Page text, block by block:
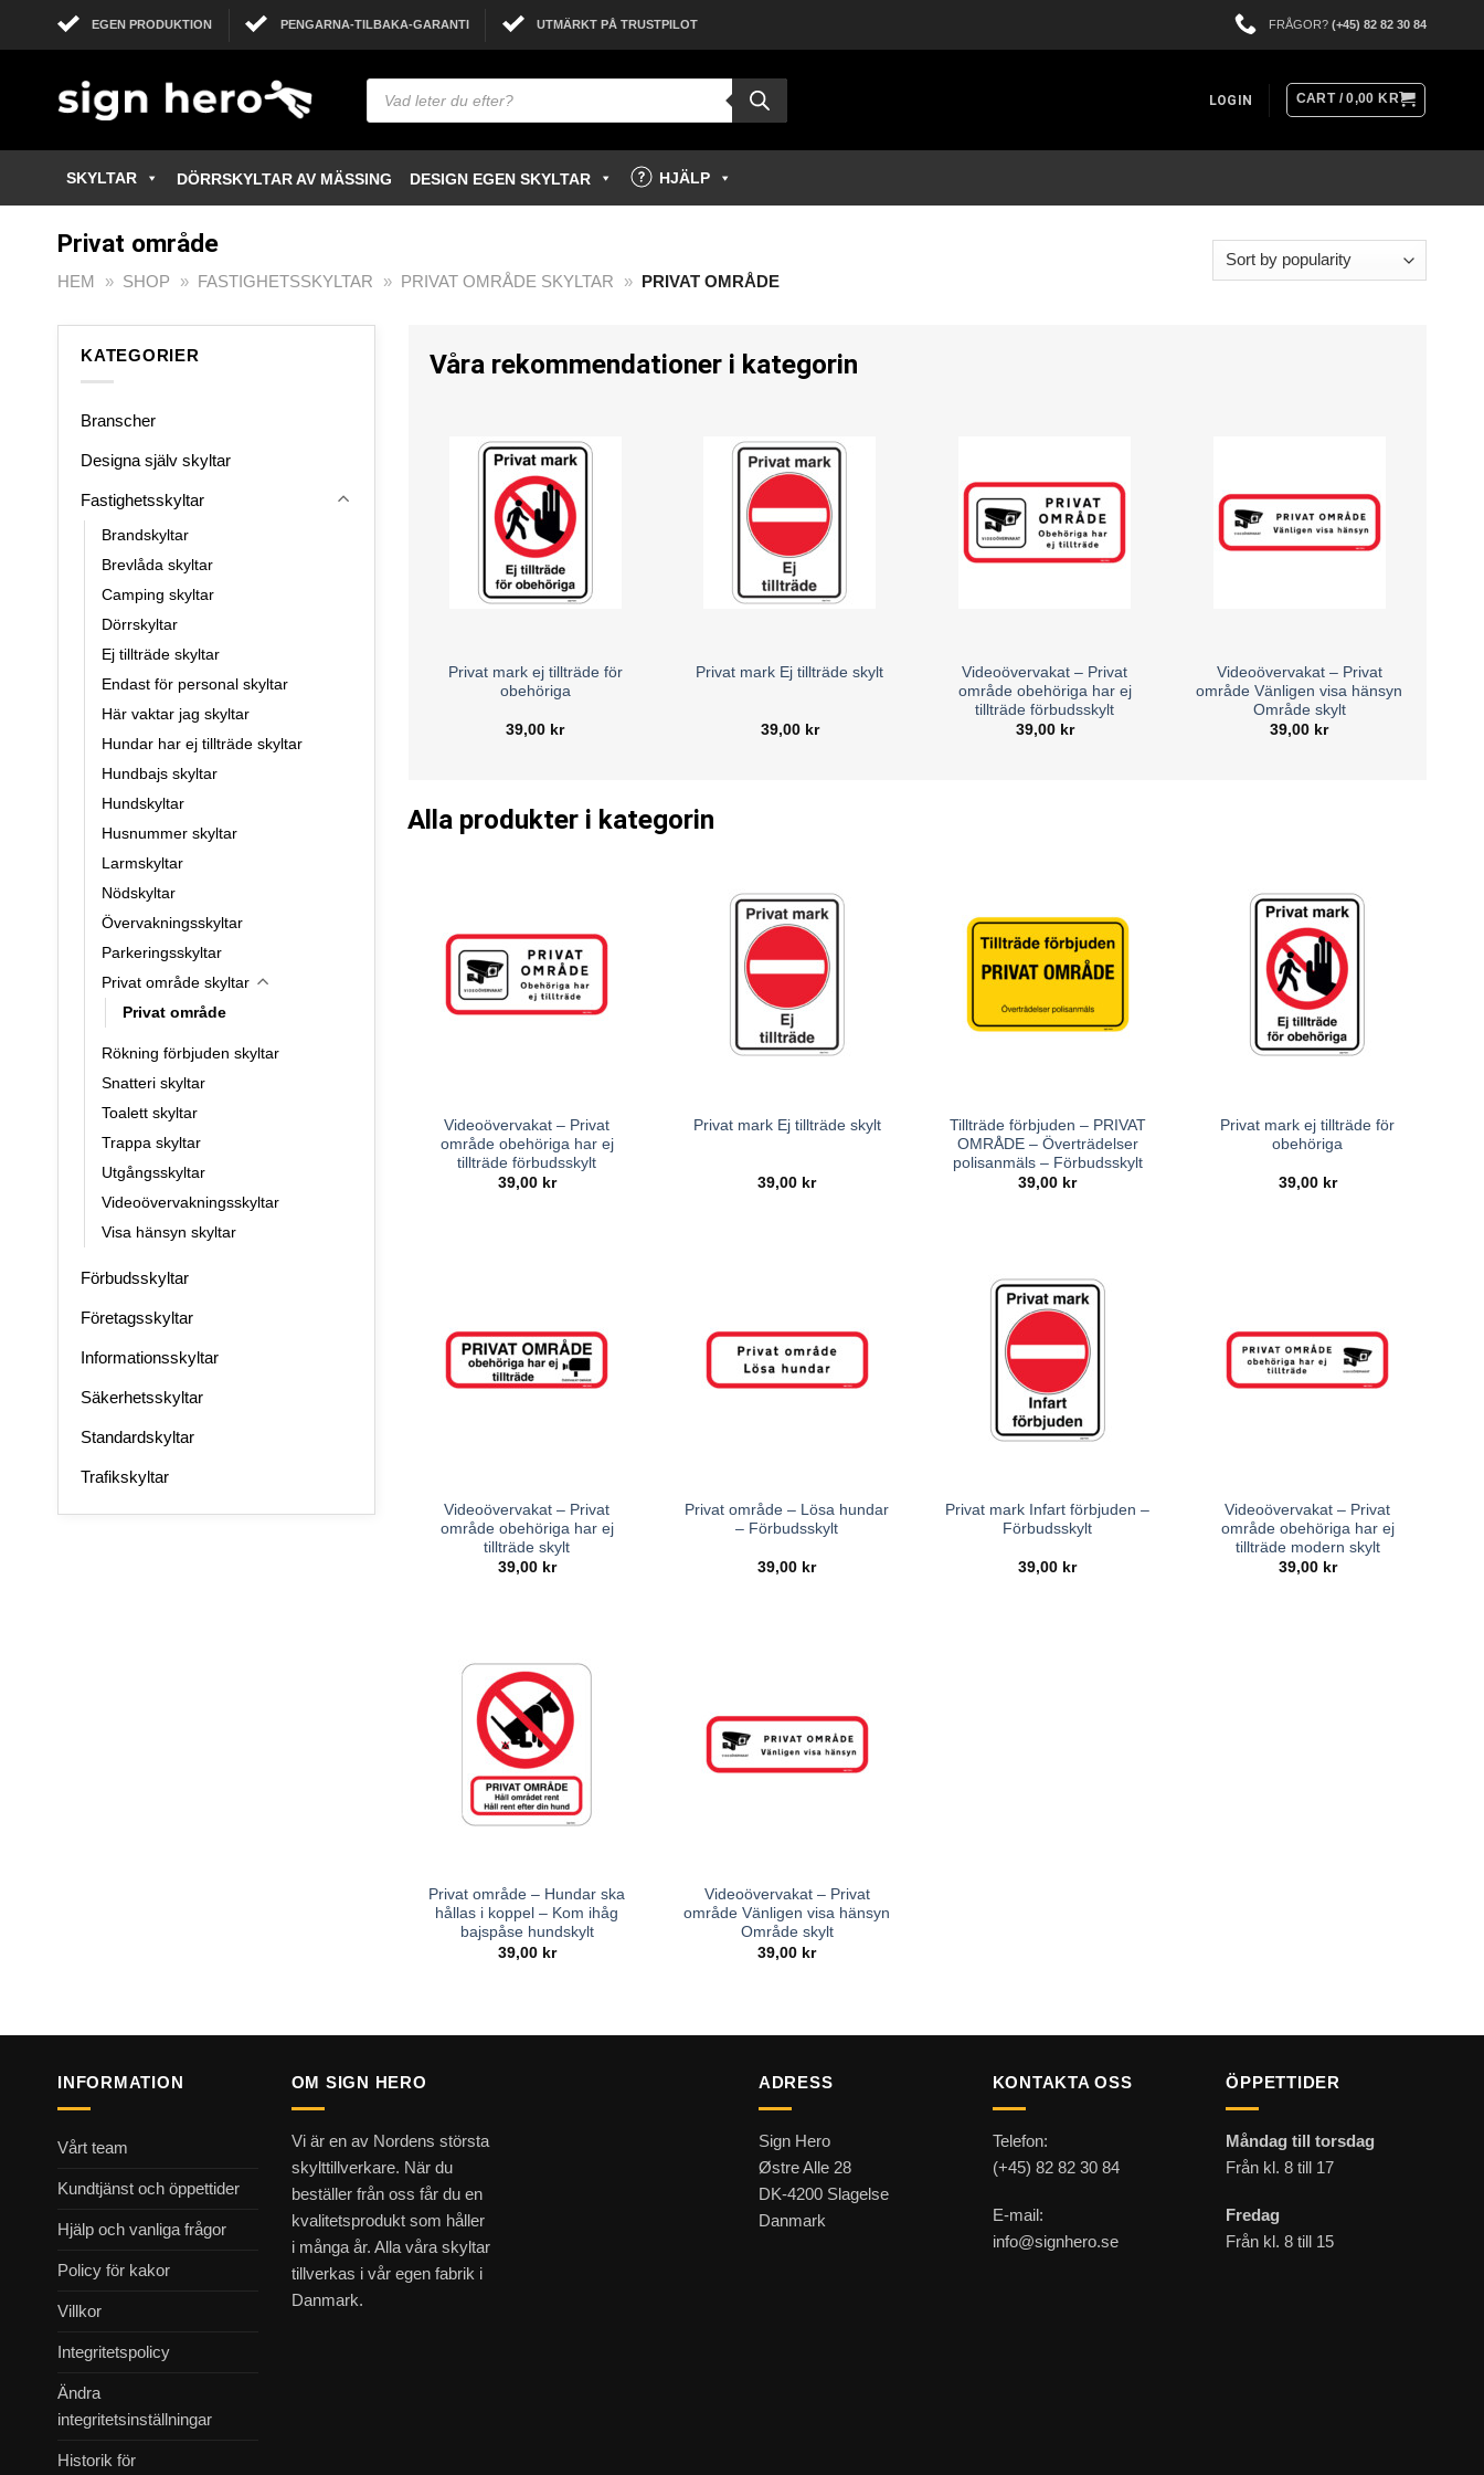
EGEN PRODUKTION PENGARNA-TILBAKA-GARANTI UTMÄRKT PÅ TRUSTPILOT FRÅGOR? (+45) 82 82 30 84
Products
search
LOGIN CART /0,00 KR
SKYLTAR DÖRRSKYLTAR AV MÄSSING DESIGN EGEN SKYLTAR HJÄLP
Privat område
HEM » SHOP » FASTIGHETSSKYLTAR » PRIVAT OMRÅDE SKYLTAR » PRIVAT OMRÅDE
KATEGORIER
Branscher
Designa själv skyltar
Fastighetsskyltar
Brandskyltar
Brevlåda skyltar
Camping skyltar
Dörrskyltar
Ej tillträde skyltar
Endast för personal skyltar
Här vaktar jag skyltar
Hundar har ej tillträde skyltar
Hundbajs skyltar
Hundskyltar
Husnummer skyltar
Larmskyltar
Nödskyltar
Övervakningsskyltar
Parkeringsskyltar
Privat område skyltar
Privat område
Rökning förbjuden skyltar
Snatteri skyltar
Toalett skyltar
Trappa skyltar
Utgångsskyltar
Videoövervakningsskyltar
Visa hänsyn skyltar
Förbudsskyltar
Företagsskyltar
Informationsskyltar
Säkerhetsskyltar
Standardskyltar
Trafikskyltar
Våra rekommendationer i kategorin
Privat mark ej tillträde för
obehöriga
39,00 kr
Privat mark Ej tillträde skylt
39,00 kr
Videoövervakat – Privat
område obehöriga har ej
tillträde förbudsskylt
39,00 kr
Videoövervakat – Privat
område Vänligen visa hänsyn
Område skylt
39,00 kr
Alla produkter i kategorin
Videoövervakat – Privat
område obehöriga har ej
tillträde förbudsskylt
39,00 kr
Privat mark Ej tillträde skylt
39,00 kr
Tillträde förbjuden – PRIVAT
OMRÅDE – Överträdelser
polisanmäls – Förbudsskylt
39,00 kr
Privat mark ej tillträde för
obehöriga
39,00 kr
Videoövervakat – Privat
område obehöriga har ej
tillträde skylt
39,00 kr
Privat område – Lösa hundar
– Förbudsskylt
39,00 kr
Privat mark Infart förbjuden –
Förbudsskylt
39,00 kr
Videoövervakat – Privat
område obehöriga har ej
tillträde modern skylt
39,00 kr
Privat område – Hundar ska
hållas i koppel – Kom ihåg
bajspåse hundskylt
39,00 kr
Videoövervakat – Privat
område Vänligen visa hänsyn
Område skylt
39,00 kr
INFORMATION
Vårt team
Kundtjänst och öppettider
Hjälp och vanliga frågor
Policy för kakor
Villkor
Integritetspolicy
Ändra
integritetsinställningar
Historik för
OM SIGN HERO
Vi är en av Nordens största
skylttillverkare. När du
beställer från oss får du en
kvalitetsprodukt som håller
i många år. Alla våra skyltar
tillverkas i vår egen fabrik i
Danmark.
ADRESS
Sign Hero
Østre Alle 28
DK-4200 Slagelse
Danmark
KONTAKTA OSS
Telefon:
(+45) 82 82 30 84
E-mail:
info@signhero.se
ÖPPETTIDER
Måndag till torsdag
Från kl. 8 till 17
Fredag
Från kl. 8 till 15